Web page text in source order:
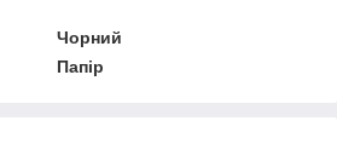
Чорний
Папір